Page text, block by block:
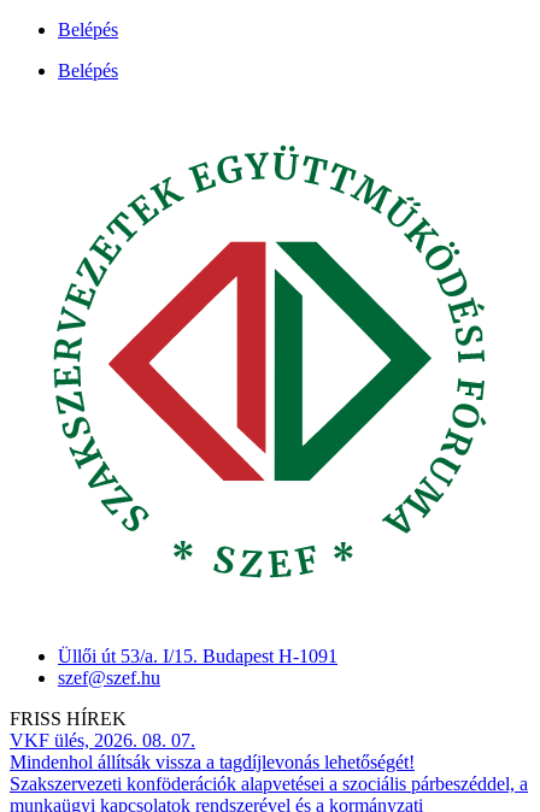
Ugrás
tartalomhoz
Belépés
Belépés
Üllői út 53/a. I/15. Budapest H-1091
szef@szef.hu
FRISS HÍREK
VKF ülés, 2026. 08. 07.
Mindenhol állítsák vissza a tagdíjlevonás lehetőségét!
Szakszervezeti konföderációk alapvetései a szociális párbeszéddel, a
munkaügyi kapcsolatok rendszerével és a kormányzati